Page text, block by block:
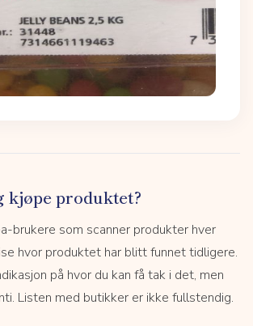
kjøpe produktet?
brukere som scanner produkter hver
hvor produktet har blitt funnet tidligere.
på hvor du kan få tak i det, men
Listen med butikker er ikke fullstendig.